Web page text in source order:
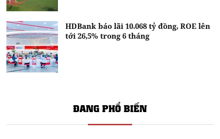
HDBank báo lãi 10.068 tỷ đồng, ROE lên
tới 26,5% trong 6 tháng
ĐANG PHỔ BIẾN